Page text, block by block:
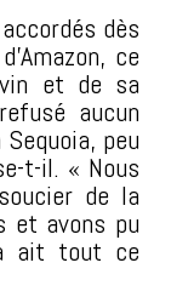
dès
ce
et de sa
aucun
peu
t-il. « Nous
de la
et avons pu
ait tout ce